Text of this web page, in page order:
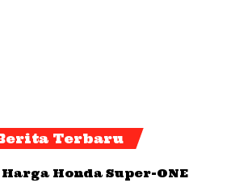
Terbaru
Harga Honda Super-ONE